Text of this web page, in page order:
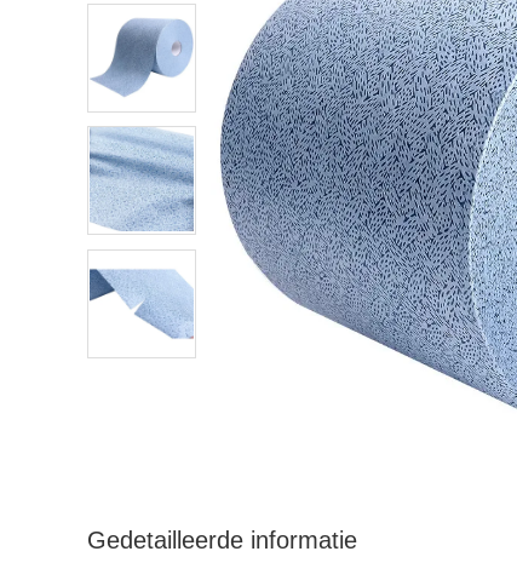
Gedetailleerde informatie